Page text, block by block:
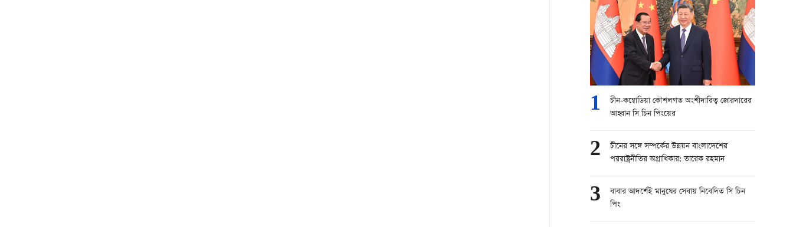
1
চীন-কম্বোডিয়া কৌশলগত অংশীদারিত্ব জোরদারের
আহ্বান সি চিন পিংয়ের
2
চীনের সঙ্গে সম্পর্কের উন্নয়ন বাংলাদেশের
পররাষ্ট্রনীতির অগ্রাধিকার: তারেক রহমান
3
বাবার আদর্শেই মানুষের সেবায় নিবেদিত সি চিন
পিং